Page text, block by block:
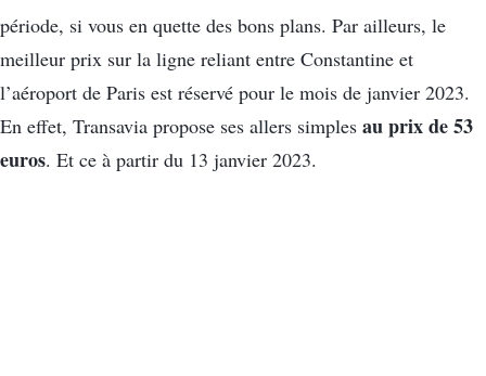
période, si vous en quette des bons plans. Par ailleurs, le
meilleur prix sur la ligne reliant entre Constantine et
l’aéroport de Paris est réservé pour le mois de janvier 2023.
En effet, Transavia propose ses allers simples au prix de 53
euros. Et ce à partir du 13 janvier 2023.